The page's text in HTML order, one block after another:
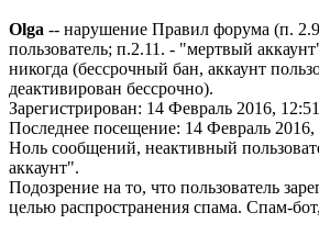
Olga -- нарушение Правил форума (п.
пользователь; п.2.11. - "мертвый
никогда (бессрочный бан, аккаунт
деактивирован бессрочно).
Зарегистрирован: 14 Февраль 2016, 12:51
Последнее посещение: 14 Февраль 2016,
Ноль сообщений, неактивный
аккаунт".
Подозрение на то, что пользователь
целью распространения спама. Спам-